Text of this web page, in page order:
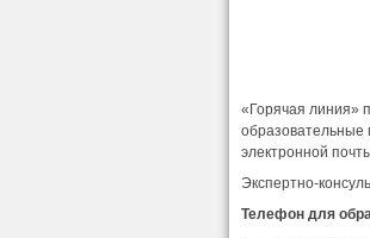
«Горячая линия»
образовательные
электронной
Экспертно-
Телефон для